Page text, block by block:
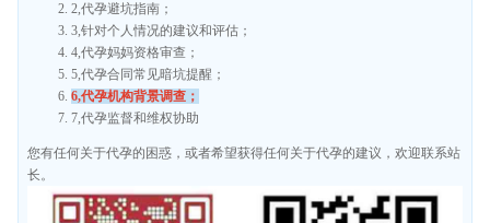
2,代孕避坑指南；
3,针对个人情况的建议和评估；
4,代孕妈妈资格审查；
5,代孕合同常见暗坑提醒；
6,代孕机构背景调查；
7,代孕监督和维权协助
您有任何关于代孕的困惑，或者希望获得任何关于代孕的建议，欢迎联系站
长。